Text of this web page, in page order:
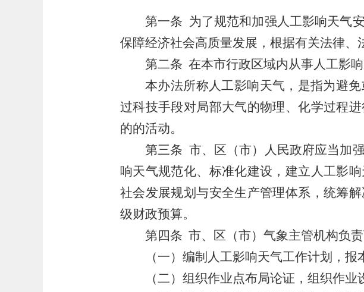
第一条 为了规范和加强人工影响天气
保障经济社会高质量发展，根据有关法律、
第二条 在本市行政区域内从事人工影
本办法所称人工影响天气，是指为避
过科技手段对局部大气的物理、化学过程
的的活动。
第三条 市、区（市）人民政府应当加
响天气规范化、标准化建设，建立人工影
社会发展规划与安全生产管理体系，统筹
级财政预算。
第四条 市、区（市）气象主管机构负责
（一）编制人工影响天气工作计划，
（二）组织作业点布局论证，组织作业